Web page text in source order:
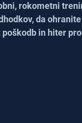
rokometni
da
in hiter